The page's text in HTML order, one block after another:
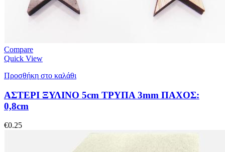
Compare
Quick View
Προσθήκη στο καλάθι
ΑΣΤΕΡΙ ΞΥΛΙΝΟ 5cm ΤΡΥΠΑ 3mm ΠΑΧΟΣ:
0,8cm
€0.25